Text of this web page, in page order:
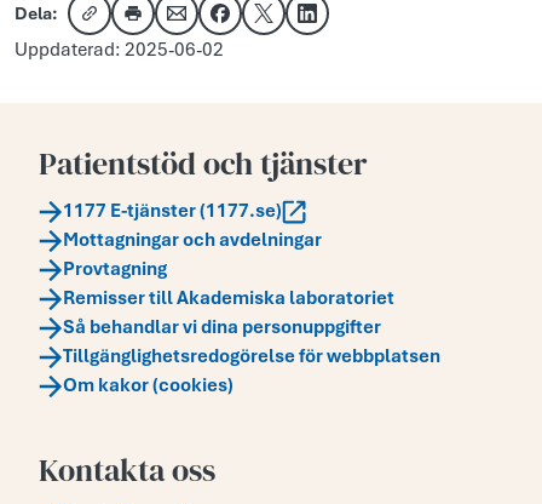
Dela:
Kopiera länk
Skriv utDela via e-post
Dela på Facebook
Dela på XDela på LinkedIn
Uppdaterad: 2025-06-02
Patientstöd och tjänster
1177 E-tjänster (1177.se)
Mottagningar och avdelningar
Provtagning
Remisser till Akademiska laboratoriet
Så behandlar vi dina personuppgifter
Tillgänglighetsredogörelse för webbplatsen
Om kakor (cookies)
Kontakta oss